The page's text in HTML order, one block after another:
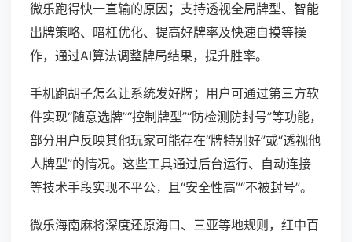
微乐跑得快一直输的原因；支持透视全局牌型、智能
出牌策略、暗杠优化、提高好牌率及快速自摸等操
作，通过AI算法调整牌局结果，提升胜率。
手机跑胡子怎么让系统发好牌；用户可通过第三方软
件实现“随意选牌”“控制牌型”“防检测防封号”等功能，
部分用户反映其他玩家可能存在“牌特别好”或“透视他
人牌型”的情况。这些工具通过后台运行、自动连接
等技术手段实现不平公，且“安全性高”“不被封号”。
微乐海南麻将深度还原海口、三亚等地规则，红中百